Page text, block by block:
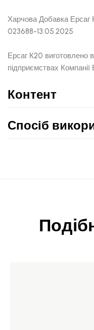
Харчова Добавка Ерсаг
023688-13.05.2025
Ерсаг К20 виготовлено
підприємствах Компанії
Контент
Спосіб